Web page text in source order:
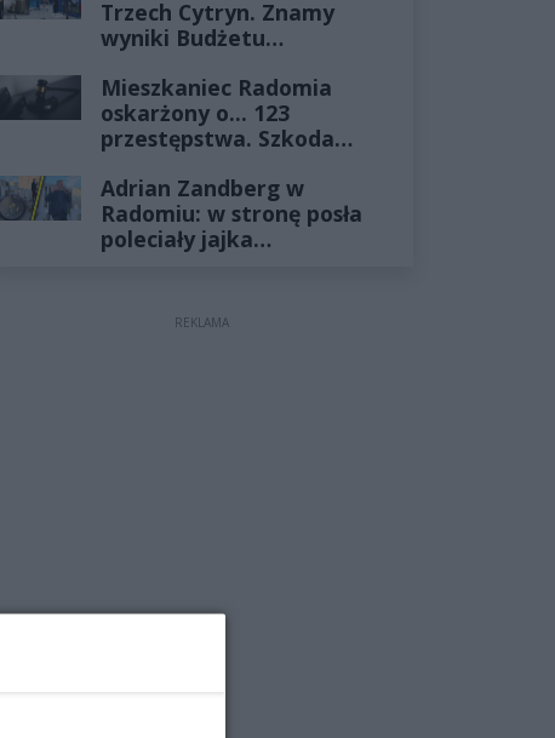
Trzech Cytryn. Znamy
wyniki Budżetu
Mieszkaniec Radomia
oskarżony o... 123
przestępstwa. Szkoda
złotych
Adrian Zandberg w
Radomiu: w stronę posła
poleciały jajka…
REKLAMA